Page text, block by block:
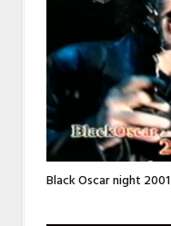
Black Oscar night 2001